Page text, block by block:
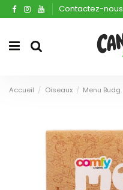
Contactez-nous
Accueil Oiseaux Menu